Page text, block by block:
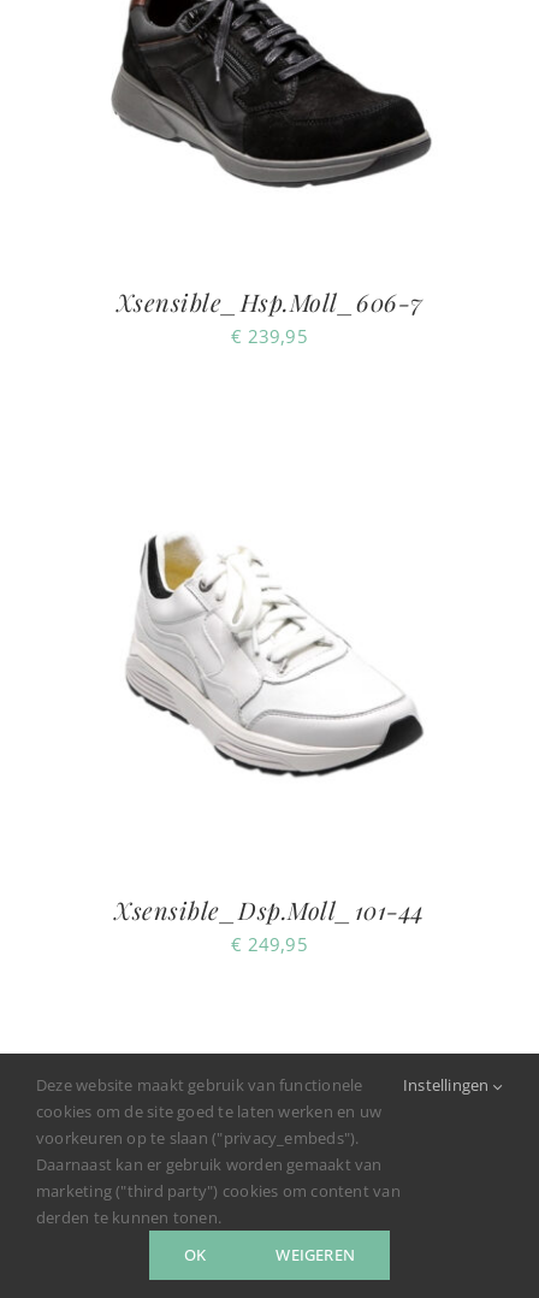
Xsensible_Hsp.Moll_606-7
€ 239,95
Xsensible_Dsp.Moll_101-44
€ 249,95
Deze website maakt gebruik van functionele
cookies om de site goed te laten werken en uw
voorkeuren op te slaan ("privacy_embeds").
Daarnaast kan er gebruik worden gemaakt van
marketing ("third party") cookies om content van
derden te kunnen tonen.
Instellingen
OK WEIGEREN